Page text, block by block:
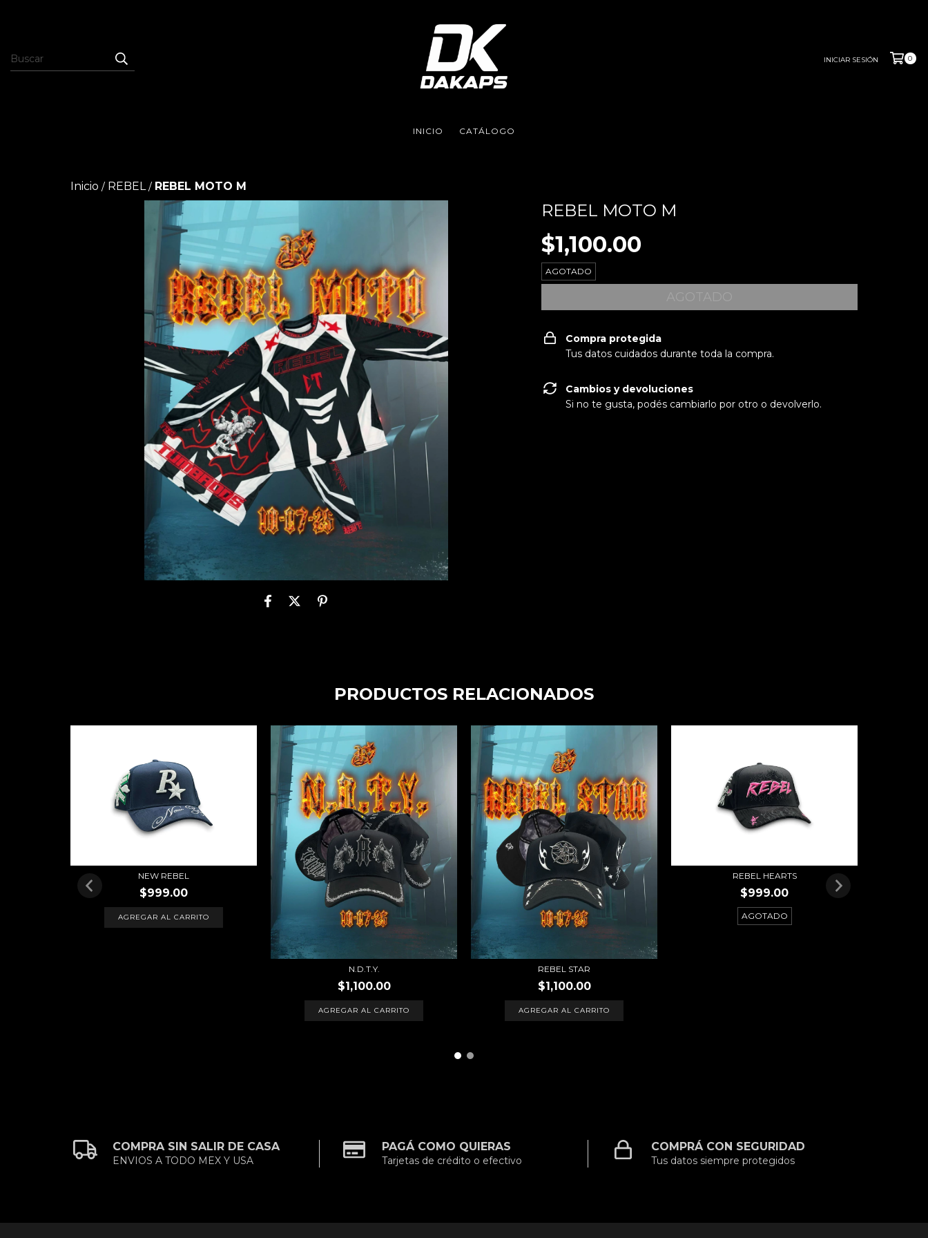
INICIAR SESIÓN 0
INICIO CATÁLOGO
Inicio / REBEL / REBEL MOTO M
REBEL MOTO M
$1,100.00
AGOTADO
Compra protegida
Tus datos cuidados durante toda la compra.
Cambios y devoluciones
Si no te gusta, podés cambiarlo por otro o devolverlo.
PRODUCTOS RELACIONADOS
NEW REBEL
$999.00
N.D.T.Y.
$1,100.00
REBEL STAR
$1,100.00
REBEL HEARTS
$999.00
AGOTADO
COMPRA SIN SALIR DE CASA
ENVIOS A TODO MEX Y USA
PAGÁ COMO QUIERAS
Tarjetas de crédito o efectivo
COMPRÁ CON SEGURIDAD
Tus datos siempre protegidos